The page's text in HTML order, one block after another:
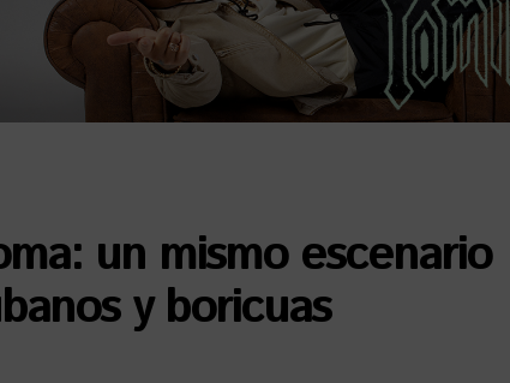
un mismo escenario
y boricuas